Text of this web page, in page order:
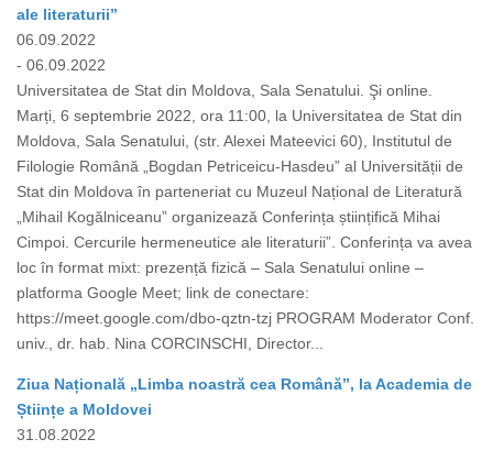
ale literaturii”
06.09.2022
- 06.09.2022
Universitatea de Stat din Moldova, Sala Senatului. Şi online.
Marți, 6 septembrie 2022, ora 11:00, la Universitatea de Stat din
Moldova, Sala Senatului, (str. Alexei Mateevici 60), Institutul de
Filologie Română „Bogdan Petriceicu-Hasdeu” al Universității de
Stat din Moldova în parteneriat cu Muzeul Național de Literatură
„Mihail Kogălniceanu” organizează Conferința științifică Mihai
Cimpoi. Cercurile hermeneutice ale literaturii”. Conferința va avea
loc în format mixt: prezență fizică – Sala Senatului online –
platforma Google Meet; link de conectare:
https://meet.google.com/dbo-qztn-tzj PROGRAM Moderator Conf.
univ., dr. hab. Nina CORCINSCHI, Director...
Ziua Națională „Limba noastră cea Română”, la Academia de
Științe a Moldovei
31.08.2022